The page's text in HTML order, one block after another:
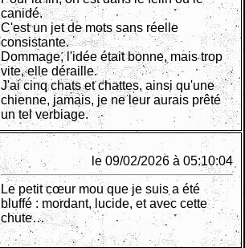
canidé.
C'est un jet de mots sans réelle
consistante.
Dommage, l'idée était bonne, mais trop
vite, elle déraille.
J'ai cinq chats et chattes, ainsi qu'une
chienne, jamais, je ne leur aurais prêté
un tel verbiage.
le 09/02/2026 à 05:10:04
Le petit cœur mou que je suis a été
bluffé : mordant, lucide, et avec cette
chute…